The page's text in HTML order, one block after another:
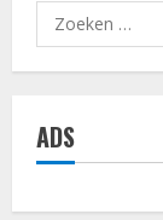
Zoeken
naar:
ADS